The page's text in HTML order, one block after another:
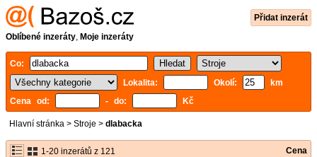
Přidat inzerát
Oblíbené inzeráty, Moje inzeráty
Co:
Lokalita:
Okolí:
km
Cena od:
- do: Kč
Hlavní stránka > Stroje > dlabacka
1-20 inzerátů z 121 Cena